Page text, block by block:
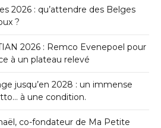
2026 : qu’attendre des Belges
?
2026 : Remco Evenepoel pour
à un plateau relevé
jusqu’en 2028 : un immense
à une condition.
co-fondateur de Ma Petite